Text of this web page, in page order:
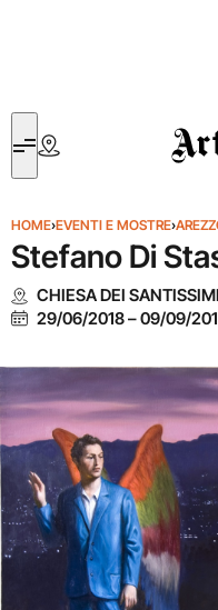
HOME›EVENTI E MOSTRE›
Stefano Di
CHIESA DEI
29/06/2018–09/09/